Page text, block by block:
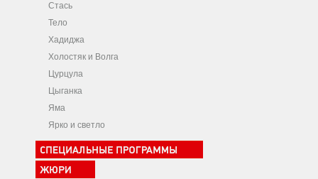
Стась
Тело
Хадиджа
Холостяк и Волга
Цурцула
Цыганка
Яма
Ярко и светло